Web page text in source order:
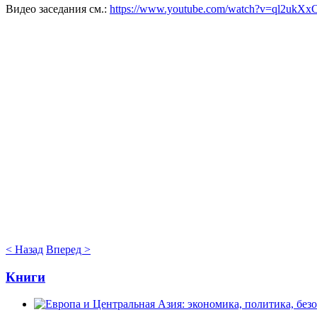
Видео заседания см.: https://www.youtube.com/
< Назад Вперед >
Книги